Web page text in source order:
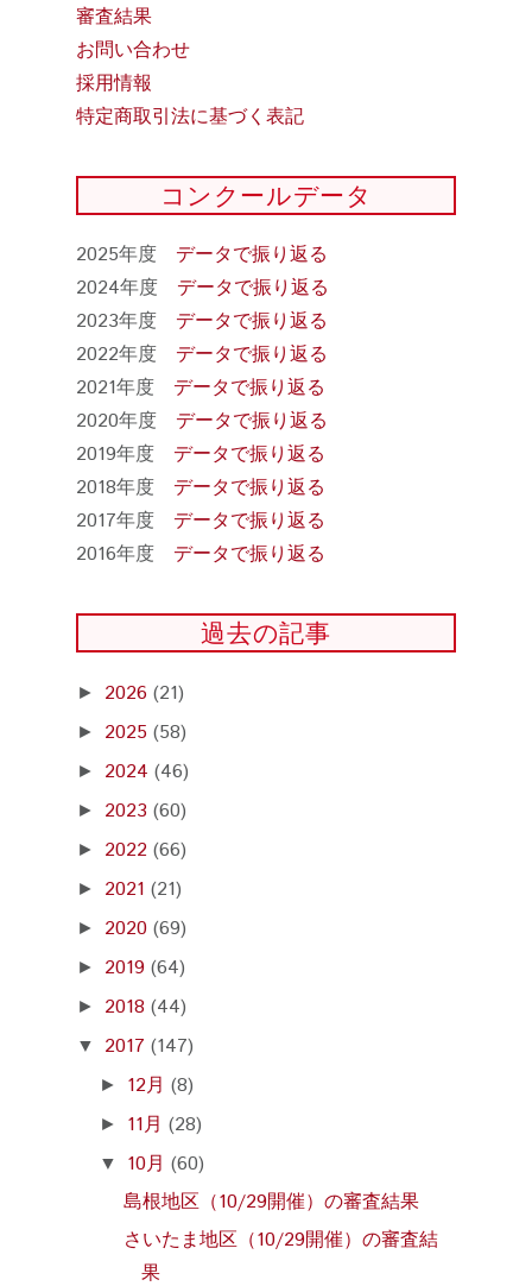
審査結果
お問い合わせ
採用情報
特定商取引法に基づく表記
コンクールデータ
2025年度 データで振り返る
2024年度 データで振り返る
2023年度 データで振り返る
2022年度 データで振り返る
2021年度 データで振り返る
2020年度 データで振り返る
2019年度 データで振り返る
2018年度 データで振り返る
2017年度 データで振り返る
2016年度 データで振り返る
過去の記事
► 2026 (21)
► 2025 (58)
► 2024 (46)
► 2023 (60)
► 2022 (66)
► 2021 (21)
► 2020 (69)
► 2019 (64)
► 2018 (44)
▼ 2017 (147)
► 12月(8)
► 11月(28)
▼ 10月(60)
島根地区（10/29開催）の審査結果
さいたま地区（10/29開催）の審査結
果